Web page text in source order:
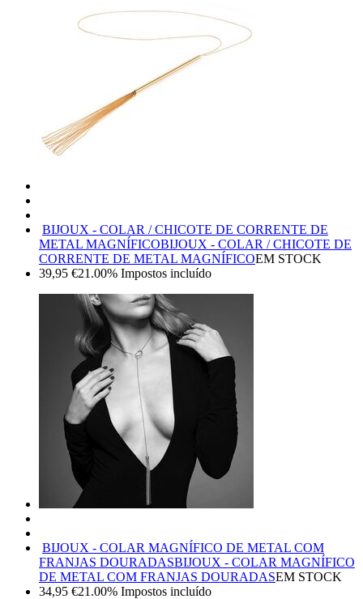
BIJOUX - COLAR / CHICOTE DE CORRENTE DE
METAL MAGNÍFICOBIJOUX - COLAR / CHICOTE DE
CORRENTE DE METAL MAGNÍFICOEM STOCK
39,95 €21.00% Impostos incluído
BIJOUX - COLAR MAGNÍFICO DE METAL COM
FRANJAS DOURADASBIJOUX - COLAR MAGNÍFICO
DE METAL COM FRANJAS DOURADASEM STOCK
34,95 €21.00% Impostos incluído